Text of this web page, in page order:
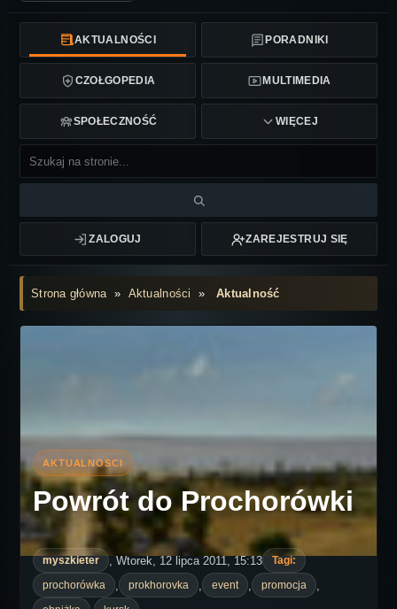
AKTUALNOŚCI PORADNIKI
CZOŁGOPEDIA MULTIMEDIA
SPOŁECZNOŚĆ WIĘCEJ
ZALOGUJ ZAREJESTRUJ SIĘ
Strona główna» Aktualności »Aktualność
Powrót do Prochorówki
myszkieter , Wtorek, 12 lipca 2011, 15:13
Tagi:
prochorówka
prokhorovka event promocja